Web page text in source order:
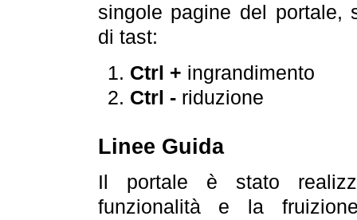
singole pagine del portale,
di tast:
Ctrl + ingrandimento
Ctrl -riduzione
Linee Guida
Il portale è stato
funzionalità e la